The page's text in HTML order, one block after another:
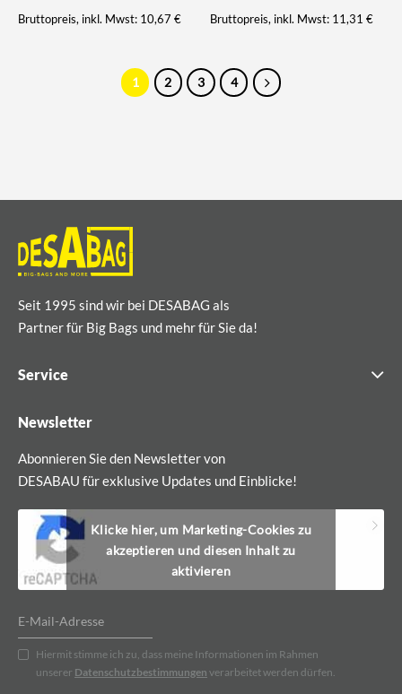
Bruttopreis, inkl. Mwst: 10,67€ Bruttopreis, inkl. Mwst: 11,31€
1 2 3 4
Seit 1995 sind wir bei DESABAG als
Partner für Big Bags und mehr für Sie da!
Service
Newsletter
Abonnieren Sie den Newsletter von
DESABAU für exklusive Updates und Einblicke!
Klicke hier, um Marketing-Cookies zu
akzeptieren und diesen Inhalt zu
aktivieren
Hiermit stimme ich zu, dass meine Informationen im Rahmen
unserer Datenschutzbestimmungen verarbeitet werden dürfen.